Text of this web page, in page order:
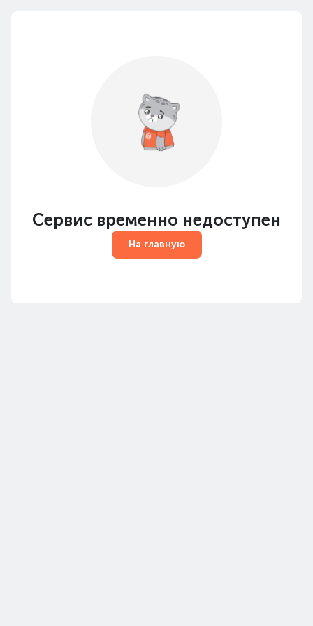
Сервис временно недоступен
На главную